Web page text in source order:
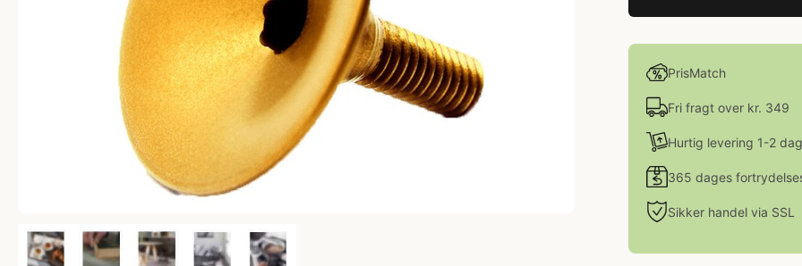
PrisMatch
Fri fragt over kr. 349
Hurtig levering 1-2
365 dages
Sikker handel via SSL